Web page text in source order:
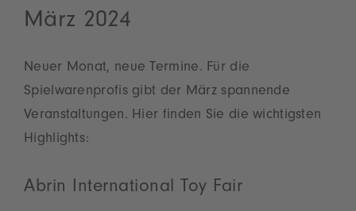
März 2024
Neuer Monat, neue Termine. Für die
Spielwarenprofis gibt der März spannende
Veranstaltungen. Hier finden Sie die wichtigsten
Highlights:
Abrin International Toy Fair